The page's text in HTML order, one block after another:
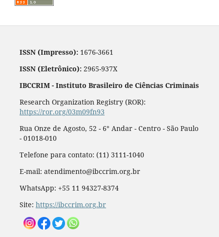
ISSN (Impresso):1676-3661
ISSN (Eletrônico):2965-937X
IBCCRIM - Instituto Brasileiro de Ciências Criminais
Research Organization Registry (ROR):
https://ror.org/03m09fn93
Rua Onze de Agosto, 52 - 6° Andar - Centro - São Paulo
- 01018-010
Telefone para contato: (11) 3111-1040
E-mail: atendimento@ibccrim.org.br
WhatsApp: +55 11 94327-8374
Site: https://ibccrim.org.br